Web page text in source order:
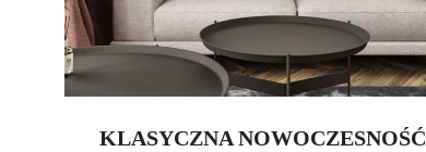
KLASYCZNA NOWOCZESNOŚĆ